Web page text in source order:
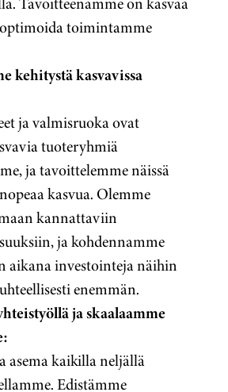
toimintamme
kehitystä kasvavissa
ja valmisruoka ovat
tuoteryhmiä
ja tavoittelemme näissä
kasvua. Olemme
kannattaviin
ja kohdennamme
aikana investointeja näihin
enemmän.
jaskaalaamme
asema kaikilla neljällä
Edistämme